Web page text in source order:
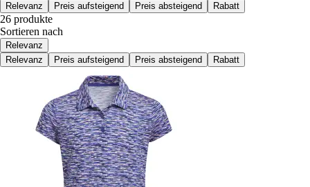
Relevanz
Preis aufsteigend Preis absteigend Rabatt
26 produkte
Sortieren nach
Relevanz
Relevanz
Preis aufsteigend Preis absteigend Rabatt